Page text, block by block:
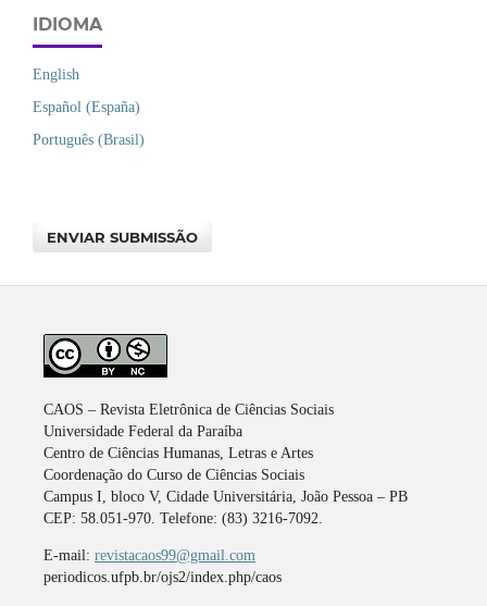
IDIOMA
English
Español (España)
Português (Brasil)
ENVIAR SUBMISSÃO
CAOS – Revista Eletrônica de Ciências Sociais
Universidade Federal da Paraíba
Centro de Ciências Humanas, Letras e Artes
Coordenação do Curso de Ciências Sociais
Campus I, bloco V, Cidade Universitária, João Pessoa – PB
CEP: 58.051-970. Telefone: (83) 3216-7092.
E-mail: revistacaos99@gmail.com
periodicos.ufpb.br/ojs2/index.php/caos